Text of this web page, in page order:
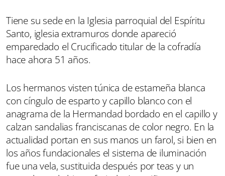
Tiene su sede en la Iglesia parroquial del Espíritu
Santo, iglesia extramuros donde apareció
emparedado el Crucificado titular de la cofradía
hace ahora 51 años.
Los hermanos visten túnica de estameña blanca
con cíngulo de esparto y capillo blanco con el
anagrama de la Hermandad bordado en el capillo y
calzan sandalias franciscanas de color negro. En la
actualidad portan en sus manos un farol, si bien en
los años fundacionales el sistema de iluminación
fue una vela, sustituida después por teas y un